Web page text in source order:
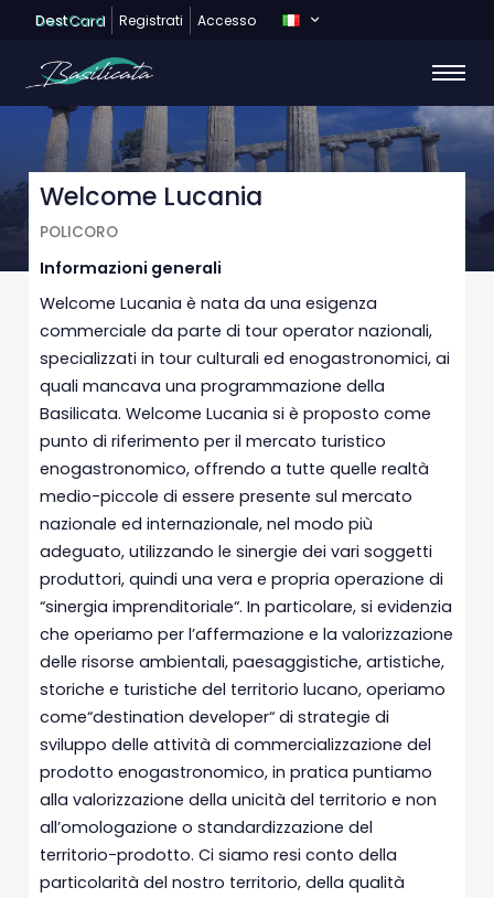
DestCard Registrati Accesso
Welcome Lucania
POLICORO
Informazioni generali
Welcome Lucania è nata da una esigenza
commerciale da parte di tour operator nazionali,
specializzati in tour culturali ed enogastronomici, ai
quali mancava una programmazione della
Basilicata. Welcome Lucania si è proposto come
punto di riferimento per il mercato turistico
enogastronomico, offrendo a tutte quelle realtà
medio-piccole di essere presente sul mercato
nazionale ed internazionale, nel modo più
adeguato, utilizzando le sinergie dei vari soggetti
produttori, quindi una vera e propria operazione di
“sinergia imprenditoriale“. In particolare, si evidenzia
che operiamo per l’affermazione e la valorizzazione
delle risorse ambientali, paesaggistiche, artistiche,
storiche e turistiche del territorio lucano, operiamo
come“destination developer“ di strategie di
sviluppo delle attività di commercializzazione del
prodotto enogastronomico, in pratica puntiamo
alla valorizzazione della unicità del territorio e non
all’omologazione o standardizzazione del
territorio-prodotto. Ci siamo resi conto della
particolarità del nostro territorio, della qualità